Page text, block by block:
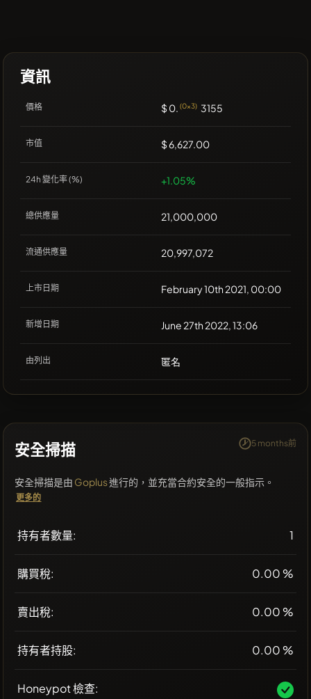
資訊
價格 $ 0. (0x3) 3155
市值 $ 6,627.00
24h 變化率 (%) +1.05%
總供應量 21,000,000
流通供應量 20,997,072
上市日期 February 10th 2021, 00:00
新增日期 June 27th 2022, 13:06
由列出 匿名
安全掃描 5 months前
安全掃描是由 Goplus進行的，並充當合約安全的一般指示。
更多的
持有者數量: 1
購買稅: 0.00 %
賣出稅: 0.00 %
持有者持股: 0.00 %
Honeypot 檢查: